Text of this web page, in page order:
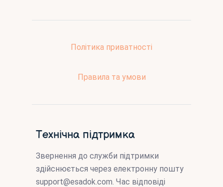
Політика приватності
Правила та умови
Технічна підтримка
Звернення до служби підтримки
здійснюється через електронну пошту
support@esadok.com. Час відповіді